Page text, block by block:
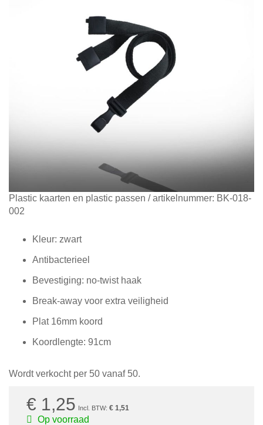
Plastic kaarten en plastic passen / artikelnummer: BK-018-
002
Kleur: zwart
Antibacterieel
Bevestiging: no-twist haak
Break-away voor extra veiligheid
Plat 16mm koord
Koordlengte: 91cm
Wordt verkocht per 50 vanaf 50.
€ 1,25 € 1,51
Op voorraad
Ga
naar
begin
afbeeldingen-